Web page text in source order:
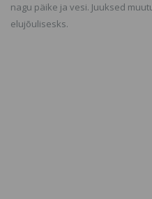
nagu päike ja vesi. Juuksed
elujõulisesks.